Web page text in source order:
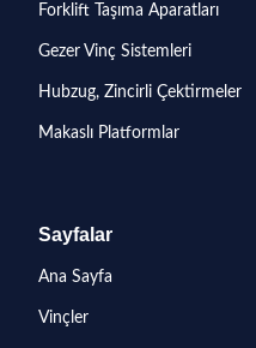
Forklift Taşıma Aparatları
Gezer Vinç Sistemleri
Hubzug, Zincirli Çektirmeler
Makaslı Platformlar
Sayfalar
Ana Sayfa
Vinçler